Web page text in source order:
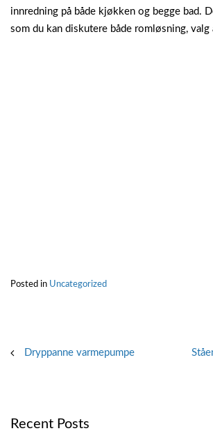
innredning på både kjøkken og begge bad.
som du kan diskutere både romløsning, valg
Posted in Uncategorized
PostDryppanne varmepumpe
Recent Posts